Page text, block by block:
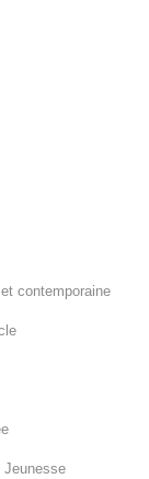
contemporaine
Jeunesse